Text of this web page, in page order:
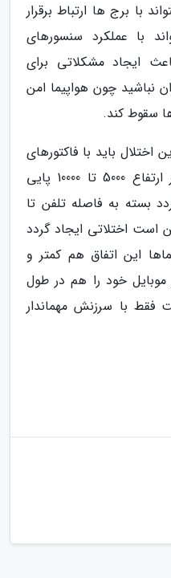
با برج ها ارتباط برقرار
با عملکرد سنسورهای
ایجاد مشکلاتی برای
نباشید چون هواپیما امن
سقوط کند.
اختلال باید با فاکتورهای
دیگری هم همراه باشد: اگر در ارتفاع 5000 تا 10000 پایی
بسته به فاصله تلفن تا
اختلاتی ایجاد گردد
این اتفاق هم کمتر و
خود را هم در طول
فقط با سرزنش مهماندار